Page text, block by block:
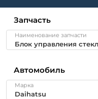
Запчасть
Наименование запчасти
Автомобиль
Марка